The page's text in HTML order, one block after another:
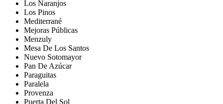
Los Naranjos
Los Pinos
Mediterrané
Mejoras Públicas
Menzuly
Mesa De Los Santos
Nuevo Sotomayor
Pan De Azúcar
Paraguitas
Paralela
Provenza
Puerta Del Sol